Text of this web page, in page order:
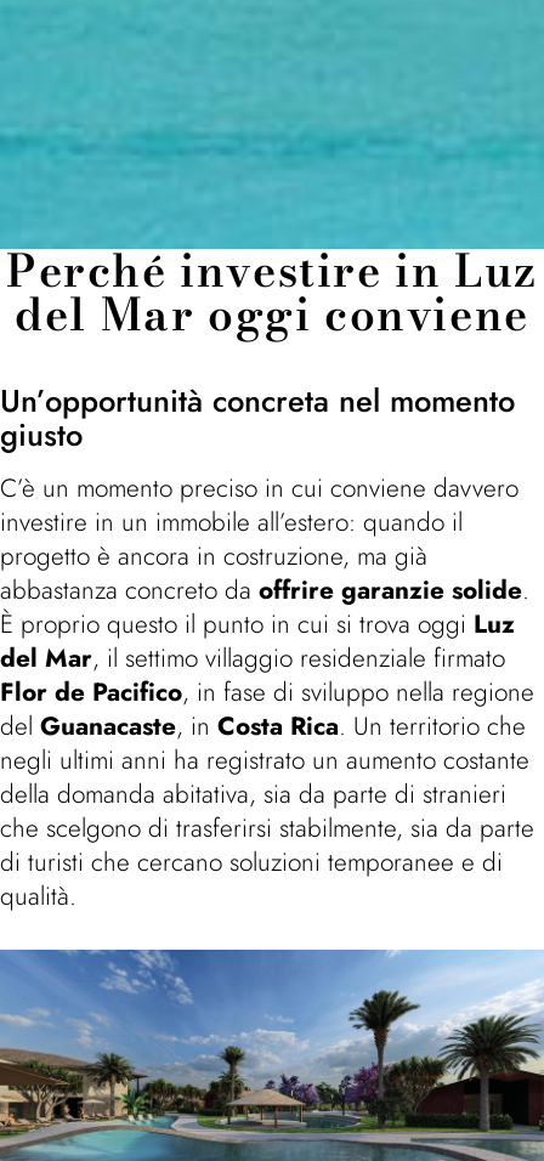
Perché investire in Luz
del Mar oggi conviene
Un’opportunità concreta nel momento
giusto
C’è un momento preciso in cui conviene davvero
investire in un immobile all’estero: quando il
progetto è ancora in costruzione, ma già
abbastanza concreto da offrire garanzie solide.
È proprio questo il punto in cui si trova oggi Luz
del Mar, il settimo villaggio residenziale firmato
Flor de Pacifico, in fase di sviluppo nella regione
del Guanacaste, in Costa Rica. Un territorio che
negli ultimi anni ha registrato un aumento costante
della domanda abitativa, sia da parte di stranieri
che scelgono di trasferirsi stabilmente, sia da parte
di turisti che cercano soluzioni temporanee e di
qualità.